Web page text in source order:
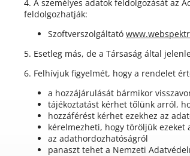
4. A személyes adatok feldolgozását az
feldolgozhatják:
Szoftverszolgáltató
5. Esetleg más, de a Társaság által
6. Felhívjuk figyelmét, hogy a rendelet
a hozzájárulását bármikor
tájékoztatást kérhet tőlünk arról,
hozzáférést kérhet ezekhez az
kérelmezheti, hogy töröljük ezeket
az adathordozhatóságról
panaszt tehet a Nemzeti